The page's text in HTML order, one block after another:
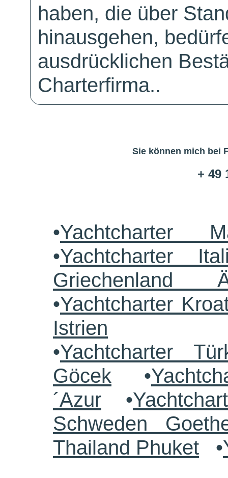
haben, die über
hinausgehen,
ausdrücklichen
Charterfirma..
Sie können mich bei
+ 49
•Yachtcharter
•Yachtcharter
Griechenland
•Yachtcharter
Istrien
•Yachtcharter
Göcek •
´Azur •
Schweden
Thailand Phuket •